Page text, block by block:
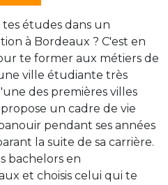
études dans un
à Bordeaux ? C'est en
te former aux métiers de
ville étudiante très
des premières villes
un cadre de vie
pendant ses années
la suite de sa carrière.
bachelors en
et choisis celui qui te